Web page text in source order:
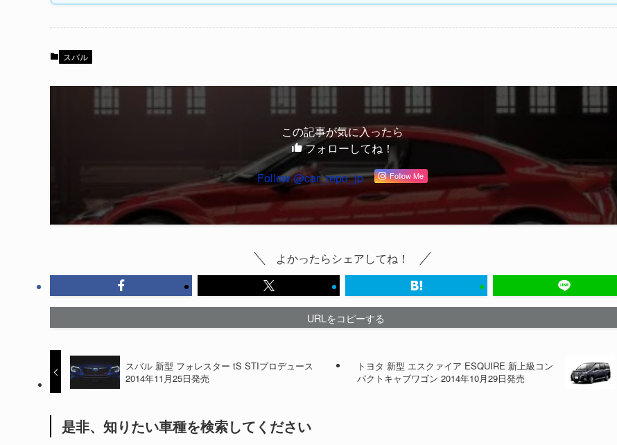
スバル
この記事が気に入ったら
フォローしてね！
Follow @car_repo_jp
Follow Me
よかったらシェアしてね！
URLをコピーする
スバル 新型 フォレスター tS STIプロデュース
2014年11月25日発売
トヨタ 新型 エスクァイア ESQUIRE 新上級コン
パクトキャブワゴン 2014年10月29日発売
是非、知りたい車種を検索してください